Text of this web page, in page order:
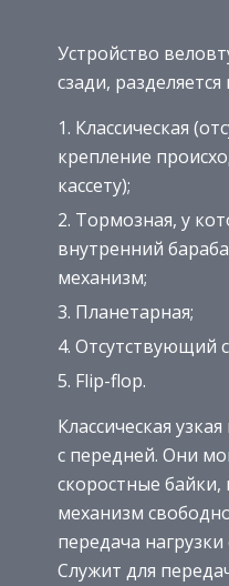
Устройство
сзади,
Классическая
крепление
кассету);
Тормозная, у
внутренний
механизм;
Планетарная;
Отсутствующий
Flip-flop.
Классическая
с передней. Они
скоростные байки,
механизм
передача
Служит для